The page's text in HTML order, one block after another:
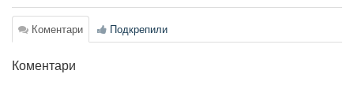
Коментари Подкрепили
Коментари